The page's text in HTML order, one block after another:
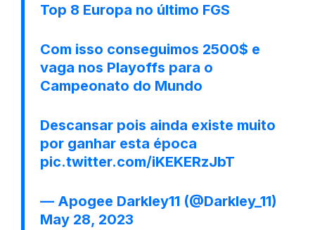
Top 8 Europa no último FGS
Com isso conseguimos 2500$ e
vaga nos Playoffs para o
Campeonato do Mundo
Descansar pois ainda existe muito
por ganhar esta época
pic.twitter.com/iKEKERzJbT
— Apogee Darkley11 (@Darkley_11)
May 28, 2023